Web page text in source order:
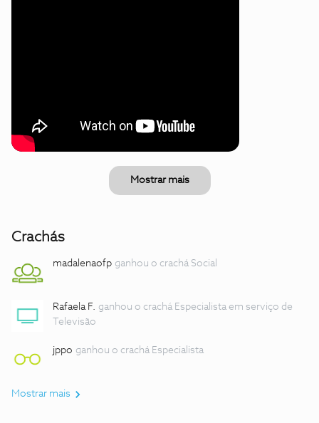
Mostrar mais
Crachás
madalenaofp ganhou o crachá Social
Rafaela F. ganhou o crachá Especialista em serviço de
Televisão
jppo ganhou o crachá Especialista
Mostrar mais